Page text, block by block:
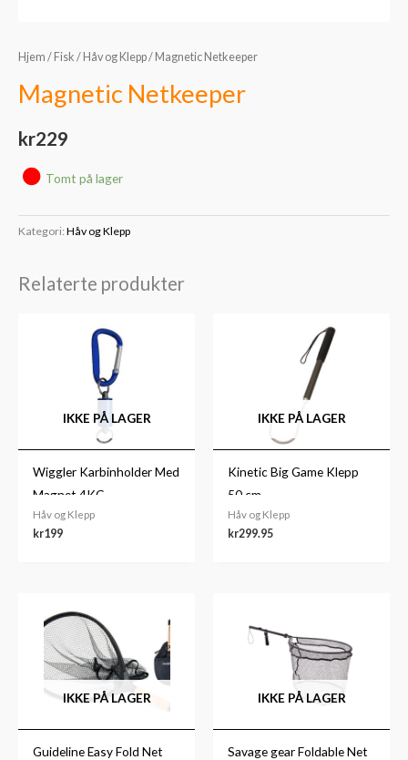
Hjem / Fisk / Håv og Klepp/ Magnetic Netkeeper
Magnetic Netkeeper
kr229
Tomt på lager
Kategori: Håv og Klepp
Relaterte produkter
IKKE PÅ LAGER
Wiggler Karbinholder Med
Magnet 4KG
Håv og Klepp
kr199
IKKE PÅ LAGER
Kinetic Big Game Klepp
50 cm
Håv og Klepp
kr299.95
IKKE PÅ LAGER
Guideline Easy Fold Net
IKKE PÅ LAGER
Savage gear Foldable Net